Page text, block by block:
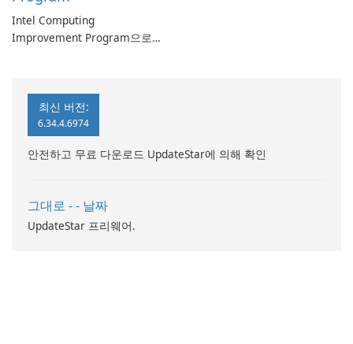
Intel Computing
Improvement Program으로
최신 버전:
6.34.4.6974
안전하고 무료 다운로드 UpdateStar에 의해 확인
그대로 - - 날짜
UpdateStar 프리웨어.